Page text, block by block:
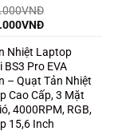
VNĐ
VNĐGiá
tại
là:
1.790.000VNĐ.
Nhiệt Laptop
BS3 Pro EVA
– Quạt Tản Nhiệt
Cao Cấp, 3 Mặt
4000RPM, RGB,
15,6 Inch